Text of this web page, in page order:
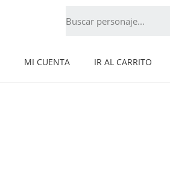
MI CUENTA IR AL CARRITO